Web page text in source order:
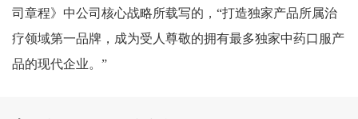
司章程》中公司核心战略所载写的，“打造独家产品所属治
疗领域第一品牌，成为受人尊敬的拥有最多独家中药口服产
品的现代企业。”